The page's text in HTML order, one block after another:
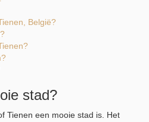
België?
stad?
Tienen een mooie stad is. Het